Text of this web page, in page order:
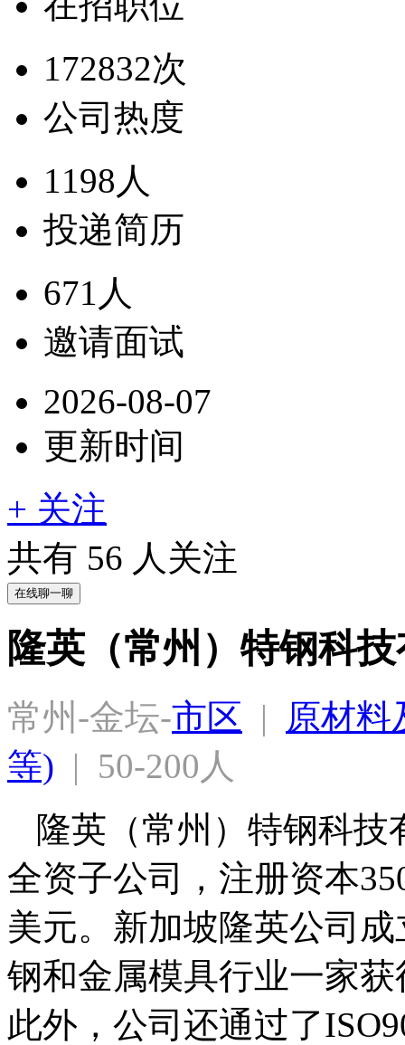
172832次
公司热度
1198人
投递简历
671人
邀请面试
2026-08-07
更新时间
+ 关注
共有 56 人关注
在线聊一聊
隆英（常州）特钢科
常州-金坛-市区 | 原材料
等) |  50-200人
隆英（常州）特钢科
全资子公司，注册资本
美元。新加坡隆英公司成
钢和金属模具行业一家获
此外，公司还通过了